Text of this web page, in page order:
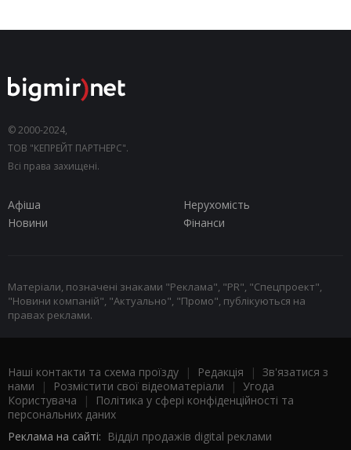
© 2000-2024,
ТОВ "КЕПРЕЙТ ПАРТНЕРС".
Всі права захищені.
Афіша
Нерухомість
Новини
Фінанси
Матеріали, позначені знаками "Реклама", "PR", "Спецпроект",
"Новини компаній", "Актуально", "Промо", публікуються на
правах реклами.
Наші контакти та схема проїзду | Редакція | Зв'язатися з
нами | Розмістити свої відеоматеріали | Угода
Користувача |
Політика у сфері конфіденційності та
персональних даних
Реклама на сайті: Відділ продажів digital реклами